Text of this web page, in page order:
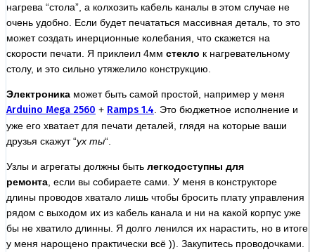
нагрева “стола”, а колхозить кабель каналы в этом случае не
очень удобно. Если будет печататься массивная деталь, то это
может создать инерционные колебания, что скажется на
скорости печати. Я приклеил 4мм стекло к нагревательному
столу, и это сильно утяжелило конструкцию.
Электроника может быть самой простой, например у меня
Arduino Mega 2560 + Ramps 1.4 . Это бюджетное исполнение и
уже его хватает для печати деталей, глядя на которые ваши
друзья скажут “ух ты“.
Узлы и агрегаты должны быть легкодоступны для
ремонта , если вы собираете сами. У меня в конструкторе
длины проводов хватало лишь чтобы бросить плату управления
рядом с выходом их из кабель канала и ни на какой корпус уже
бы не хватило длинны. Я долго ленился их нарастить, но в итоге
у меня нарощено практически всё )). Закупитесь проводочками.